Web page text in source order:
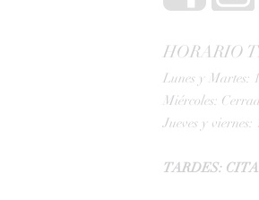
HORARIO
Lunes y Martes:
Miércoles:
Jueves y viernes:
TARDES: